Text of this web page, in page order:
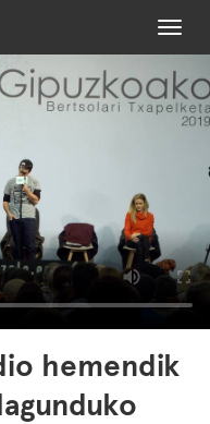
hemendik